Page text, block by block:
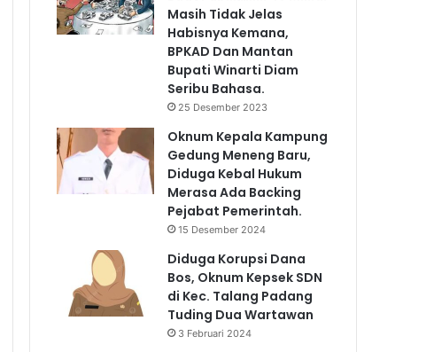
Masih Tidak Jelas
Habisnya Kemana,
BPKAD Dan Mantan
Bupati Winarti Diam
Seribu Bahasa.
25 Desember 2023
Oknum Kepala Kampung
Gedung Meneng Baru,
Diduga Kebal Hukum
Merasa Ada Backing
Pejabat Pemerintah.
15 Desember 2024
Diduga Korupsi Dana
Bos, Oknum Kepsek SDN
di Kec. Talang Padang
Tuding Dua Wartawan
3 Februari 2024